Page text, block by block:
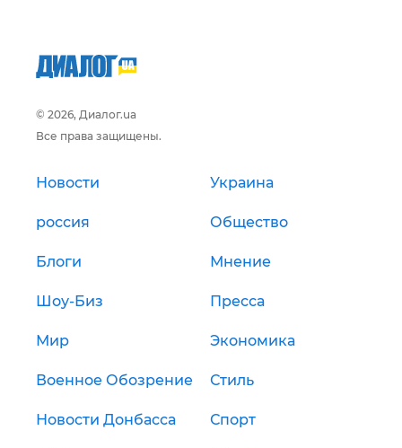
© 2026, Диалог.ua
Все права защищены.
Новости Украина
россия Общество
Блоги Мнение
Шоу-Биз Пресса
Мир Экономика
Военное Обозрение Стиль
Новости Донбасса Спорт